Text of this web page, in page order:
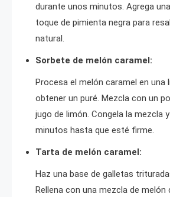
durante unos minutos. Agrega
toque de pimienta negra para
natural.
Sorbete de melón caramel:
Procesa el melón caramel en una
obtener un puré. Mezcla con un
jugo de limón. Congela la mezcla
minutos hasta que esté firme.
Tarta de melón caramel:
Haz una base de galletas
Rellena con una mezcla de melón